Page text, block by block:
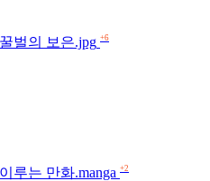
벌의 보은.jpg +6
루는 만화.manga +2